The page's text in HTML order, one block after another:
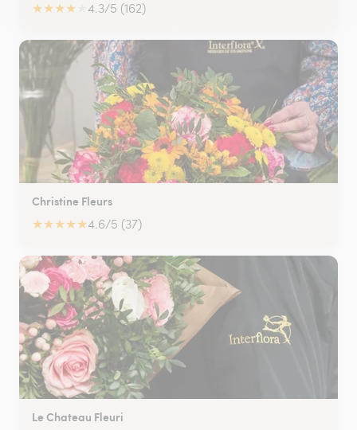
★★★★ 4.3/5 (162)
Christine Fleurs
★★★★★4.6/5 (37)
Le Chateau Fleuri